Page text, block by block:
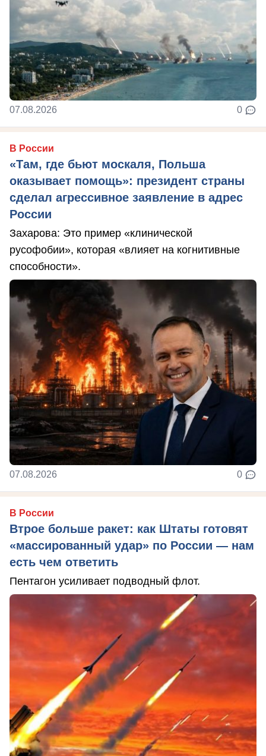
07.08.2026 0
В России
«Там, где бьют москаля, Польша
оказывает помощь»: президент страны
сделал агрессивное заявление в адрес
России
Захарова: Это пример «клинической
русофобии», которая «влияет на когнитивные
способности».
07.08.2026 0
В России
Втрое больше ракет: как Штаты готовят
«массированный удар» по России — нам
есть чем ответить
Пентагон усиливает подводный флот.